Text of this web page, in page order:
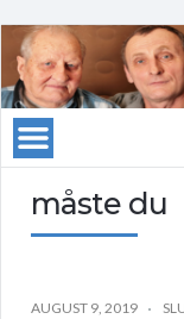
måste du
AUGUST 9, 2019